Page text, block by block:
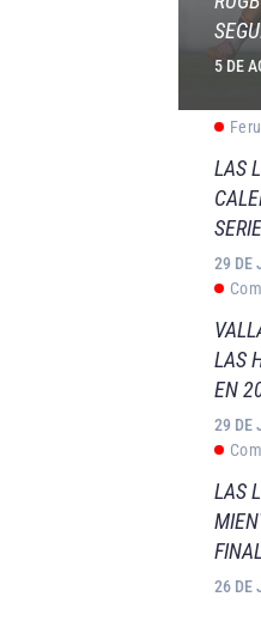
5 DE
LAS
29 DE
LAS
EN
29 DE
LAS
26 DE